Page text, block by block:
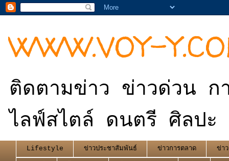
WWW.VOY-
ติดตามข่าว ข่าวด่วน ก
ไลฟ์สไตล์ ดนตรี ศิลปะ
Lifestyle ข่าวประชาสัมพันธ์ ข่าวการตลาด ข่า